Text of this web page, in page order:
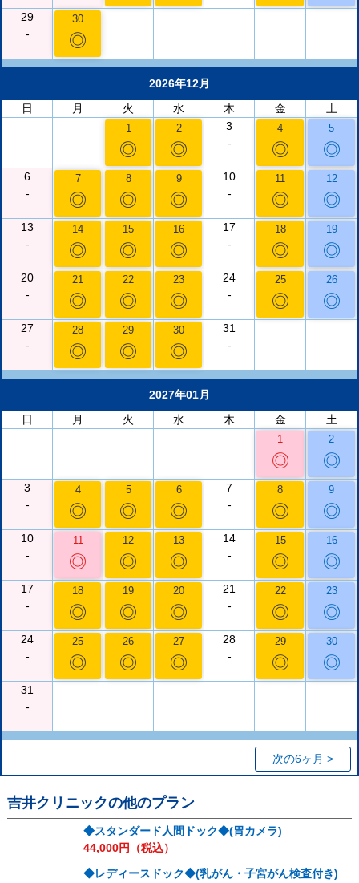
29
-
30
◎
2026年12月
日
月 火 水 木 金 土
1
◎
2
◎
3
-
4
◎
5
◎
6
-
7
◎
8
◎
9
◎
10
-
11
◎
12
◎
13
-
14
◎
15
◎
16
◎
17
-
18
◎
19
◎
20
-
21
◎
22
◎
23
◎
24
-
25
◎
26
◎
27
-
28
◎
29
◎
30
◎
31
-
2027年01月
日
月 火 水 木 金 土
1
◎
2
◎
3
-
4
◎
5
◎
6
◎
7
-
8
◎
9
◎
10
-
11
◎
12
◎
13
◎
14
-
15
◎
16
◎
17
-
18
◎
19
◎
20
◎
21
-
22
◎
23
◎
24
-
25
◎
26
◎
27
◎
28
-
29
◎
30
◎
31
-
次の6ヶ月 >
吉井クリニックの他のプラン
◆スタンダード人間ドック◆(胃カメラ)
44,000円（税込）
◆レディースドック◆(乳がん・子宮がん検査付き)